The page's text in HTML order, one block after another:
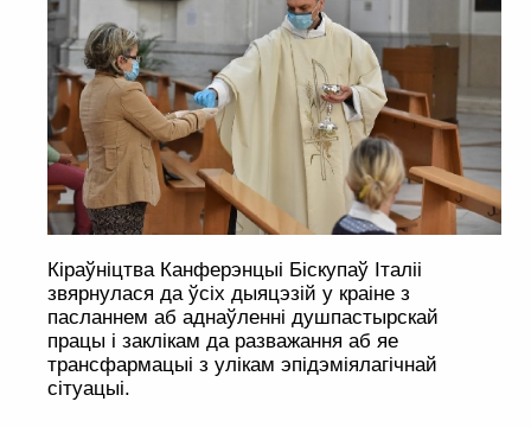
Кіраўніцтва Канферэнцыі Біскупаў Італіі
звярнулася да ўсіх дыяцэзій у краіне з
пасланнем аб аднаўленні душпастырскай
працы і заклікам да разважання аб яе
трансфармацыі з улікам эпідэміялагічнай
сітуацыі.